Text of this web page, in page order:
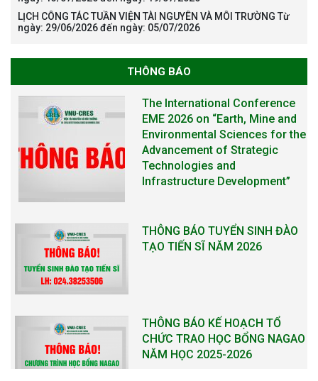
LỊCH CÔNG TÁC TUẦN VIỆN TÀI NGUYÊN VÀ MÔI TRƯỜNG Từ
ngày: 29/06/2026 đến ngày: 05/07/2026
THÔNG BÁO
THÔNG BÁO TUYỂN SINH ĐÀO
TẠO TIẾN SĨ NĂM 2026
NĂM HỌC 2025-2026
VIỆN (1985-2025) VÀ ĐÓN
NHẬN HUÂN CHƯƠNG LAO
ĐỘNG HẠNG BA